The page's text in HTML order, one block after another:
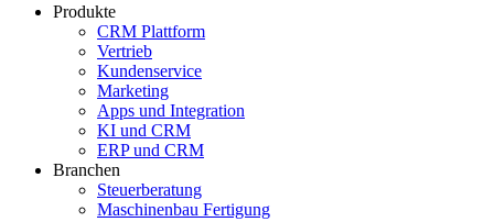
Produkte
CRM Plattform
Vertrieb
Kundenservice
Marketing
Apps und Integration
KI und CRM
ERP und CRM
Branchen
Steuerberatung
Maschinenbau Fertigung